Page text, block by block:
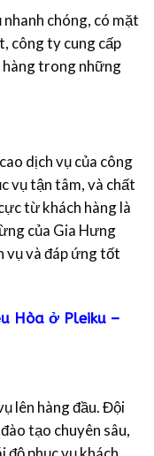
chóng, có mặt
công ty cung cấp
hàng trong những
dịch vụ của công
vụ tận tâm, và chất
từ khách hàng là
của Gia Hưng
vụ và đáp ứng tốt
Hòa ở Pleiku –
lên hàng đầu. Đội
tạo chuyên sâu,